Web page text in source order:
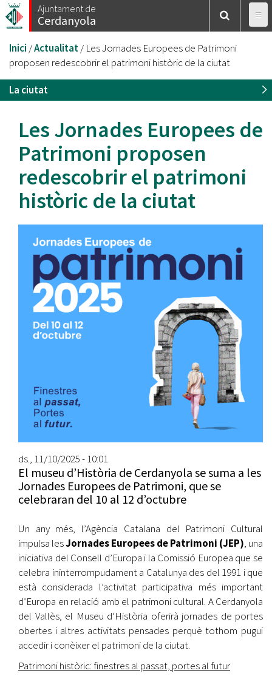
Vés
al
Ajuntament de
Cerdanyola
Esteu
aquí
Inici /Actualitat/ Les Jornades Europees de Patrimoni
proposen redescobrir el patrimoni històric de la ciutat
La ciutat
Les Jornades Europees de
Patrimoni proposen
redescobrir el patrimoni
històric de la ciutat
ds., 11/10/2025 - 10:01
El museu d’Història de Cerdanyola se suma a les
Jornades Europees de Patrimoni, que se
celebraran del 10 al 12 d’octubre
Un any més, l’Agència Catalana del Patrimoni Cultural
impulsa lesJornades Europees de Patrimoni (JEP), una
iniciativa del Consell d’Europa i la Comissió Europea que se
celebra ininterrompudament a Catalunya des del 1991 i que
està considerada l’activitat participativa més important
d’Europa en relació amb el patrimoni cultural. A Cerdanyola
del Vallès, el Museu d’Història oferirà jornades de portes
obertes i altres activitats pensades perquè tothom pugui
accedir i conèixer el patrimoni de la ciutat.
Patrimoni històric: finestres al passat, portes al futur